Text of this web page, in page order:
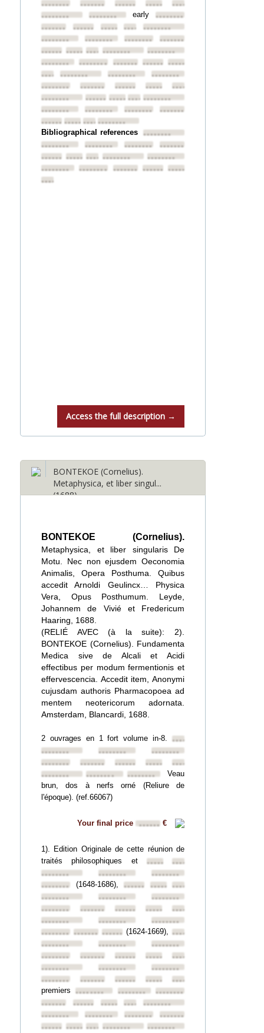
•••••••• •••••••• •••••••• ••••••••••••••••
••••••••
•••••••• early ••••••••
••••••••
••••••••••••••••••••••••••••••••
••••••••
•••••••• ••••••••
••••••••
••••••••••••••••••••••••••••••••
••••••••
••••••••
•••••••• •••••••• ••••••••••••••••
•••••••••••••••• ••••••••
••••••••
••••••••
•••••••• •••••••• ••••••••••••••••
••••••••
••••••••••••••••••••••••••••••••
••••••••
•••••••• ••••••••
••••••••
••••••••••••••••••••••••••••••••
Bibliographical references ••••••••
••••••••
•••••••• ••••••••
••••••••
••••••••••••••••••••••••••••••••
••••••••
••••••••
•••••••• •••••••• ••••••••••••••••
••••••••
Access the full description →
BONTEKOE (Cornelius).
Metaphysica, et liber singul...
(1688)
BONTEKOE (Cornelius).
Metaphysica, et liber singularis De
Motu. Nec non ejusdem Oeconomia
Animalis, Opera Posthuma. Quibus
accedit Arnoldi Geulincx… Physica
Vera, Opus Posthumum. Leyde,
Johannem de Vivié et Fredericum
Haaring, 1688.
(RELIÉ AVEC (à la suite): 2).
BONTEKOE (Cornelius). Fundamenta
Medica sive de Alcali et Acidi
effectibus per modum fermentionis et
effervescencia. Accedit item, Anonymi
cujusdam authoris Pharmacopoea ad
mentem neotericorum adornata.
Amsterdam, Blancardi, 1688.
2 ouvrages en 1 fort volume in-8. ••••••••
••••••••
••••••••
••••••••
••••••••
•••••••• •••••••• ••••••••••••••••
••••••••
•••••••• ••••••••
Veau
brun, dos à nerfs orné (Reliure de
l'époque). (ref.66067)
Your final price •••••• €
1). Edition Originale de cette réunion de
traités philosophiques et ••••••••••••••••
••••••••
••••••••
••••••••
•••••••• (1648-1686), ••••••••••••••••••••••••
••••••••
••••••••
••••••••
••••••••
•••••••• •••••••• ••••••••••••••••
••••••••
••••••••
••••••••
•••••••• ••••••••••••••••(1624-1669), ••••••••
••••••••
••••••••
••••••••
••••••••
•••••••• •••••••• ••••••••••••••••
••••••••
••••••••
••••••••
••••••••
•••••••• •••••••• ••••••••••••••••
premiers•••••••• ••••••••
••••••••
••••••••
••••••••••••••••••••••••••••••••
••••••••
•••••••• ••••••••
••••••••
••••••••••••••••••••••••••••••••
••••••••